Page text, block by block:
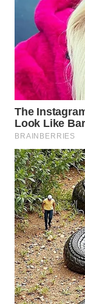
WN
LIKUPANG
WN
LABUANBAJO
WN
BORNEO
Wahana
Media
Group
WAHANA
NEWS
WAHANA
TANI
WAHANA
ADVOKAT